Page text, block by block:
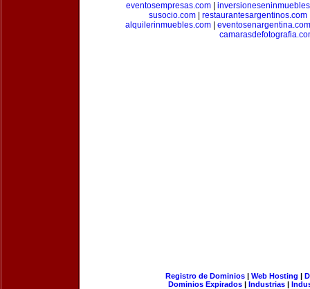
eventosempresas.com
susocio.com
restaurantesargentinos.com
alquilerinmuebles.com
eventosenargentina.com
Registro de Dominios| Web Hosting |
Dominios Expirados | Industrias |